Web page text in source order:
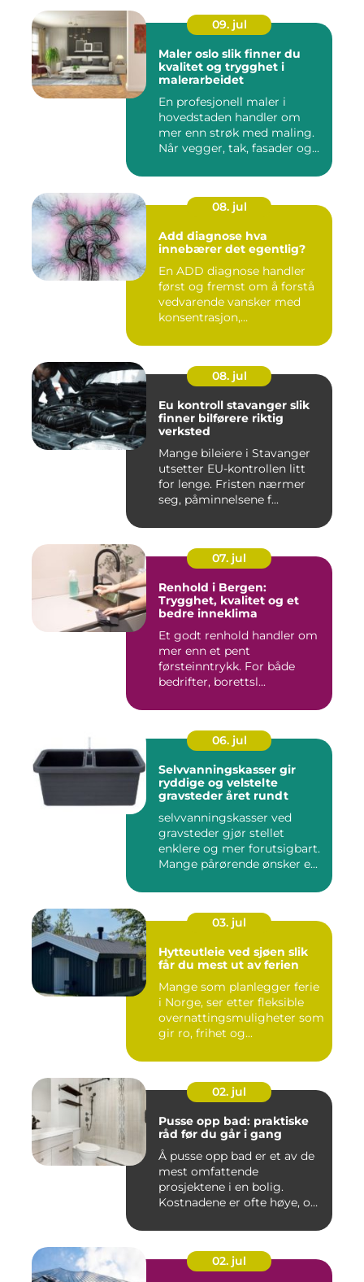
09. jul
Maler oslo slik finner du
kvalitet og trygghet i
malerarbeidet
En profesjonell maler i
hovedstaden handler om
mer enn strøk med maling.
Når vegger, tak, fasader og...
08. jul
Add diagnose hva
innebærer det egentlig?
En ADD diagnose handler
først og fremst om å forstå
vedvarende vansker med
konsentrasjon,
08. jul
Eu kontroll stavanger slik
finner bilførere riktig
verksted
Mange bileiere i Stavanger
utsetter EU-kontrollen litt
for lenge. Fristen nærmer
seg, påminnelsene f...
07. jul
Renhold i Bergen:
Trygghet, kvalitet og et
bedre inneklima
Et godt renhold handler om
mer enn et pent
førsteinntrykk. For både
bedrifter, borettsl...
06. jul
Selvvanningskasser gir
ryddige og velstelte
gravsteder året rundt
selvvanningskasser ved
gravsteder gjør stellet
enklere og mer forutsigbart.
Mange pårørende ønsker e...
03. jul
Hytteutleie ved sjøen slik
får du mest ut av ferien
Mange som planlegger ferie
i Norge, ser etter fleksible
overnattingsmuligheter som
gir ro, frihet og...
02. jul
Pusse opp bad: praktiske
råd før du går i gang
Å pusse opp bad er et av de
mest omfattende
prosjektene i en bolig.
Kostnadene er ofte høye, og
02. jul